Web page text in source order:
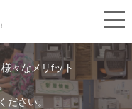
々なメリfット
ださい。